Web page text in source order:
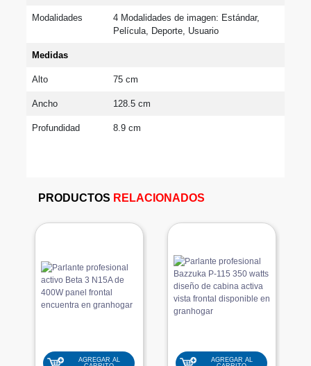
Modalidades
4 Modalidades de imagen: Estándar,
Película, Deporte, Usuario
Medidas
Alto 75 cm
Ancho 128.5 cm
Profundidad 8.9 cm
PRODUCTOS RELACIONADOS
AGREGAR AL
AGREGAR AL